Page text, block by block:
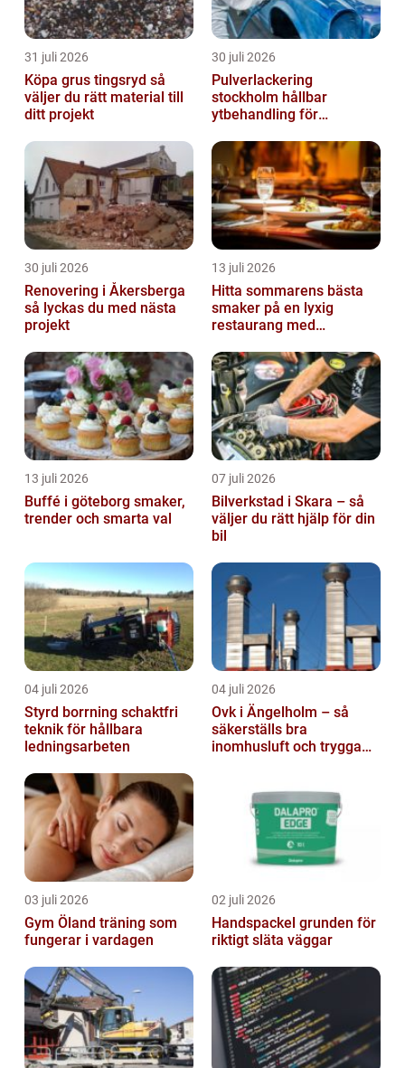
31 juli 2026
Köpa grus tingsryd så
väljer du rätt material till
ditt projekt
30 juli 2026
Pulverlackering
stockholm hållbar
ytbehandling för
30 juli 2026
Renovering i Åkersberga
så lyckas du med nästa
projekt
13 juli 2026
Hitta sommarens bästa
smaker på en lyxig
restaurang med
Östermalm
13 juli 2026
Buffé i göteborg smaker,
trender och smarta val
07 juli 2026
Bilverkstad i Skara – så
väljer du rätt hjälp för din
bil
04 juli 2026
Styrd borrning schaktfri
teknik för hållbara
ledningsarbeten
04 juli 2026
Ovk i Ängelholm – så
säkerställs bra
inomhusluft och trygga
03 juli 2026
Gym Öland träning som
fungerar i vardagen
02 juli 2026
Handspackel grunden för
riktigt släta väggar